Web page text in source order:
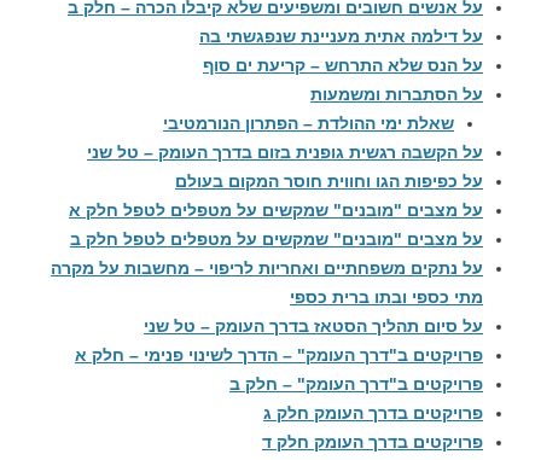
על אנשים חשובים ומשפיעים שלא קיבלו הכרה – חלק ב
על דילמה אתית מעניינת שנפגשתי בה
על הנס שלא התרחש – קריעת ים סוף
על הסתברות ומשמעות
שאלת ימי ההולדת – הפתרון הנורמטיבי
על הקשבה רגשית גופנית בזום בדרך העומק – טל שני
על כפיפות הגו וחווית חוסר המקום בעולם
על מצבים "מובנים" שמקשים על מטפלים לטפל חלק א
על מצבים "מובנים" שמקשים על מטפלים לטפל חלק ב
על נתקים משפחתיים ואחריות לריפוי – מחשבות על מקרה
מתי כספי ובתו ברית כספי
על סיום תהליך הסטאז בדרך העומק – טל שני
פרויקטים ב"דרך העומק" – הדרך לשינוי פנימי – חלק א
פרויקטים ב"דרך העומק" – חלק ב
פרויקטים בדרך העומק חלק ג
פרויקטים בדרך העומק חלק ד